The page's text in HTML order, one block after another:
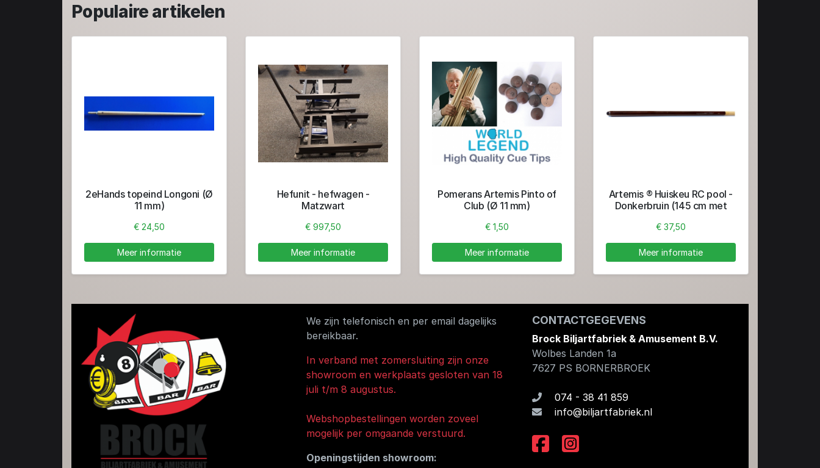
Populaire artikelen
2eHands topeind Longoni (Ø
11 mm)
€ 24,50
Meer informatie
Hefunit - hefwagen -
Matzwart
€ 997,50
Meer informatie
Pomerans Artemis Pinto of
Club (Ø 11 mm)
€ 1,50
Meer informatie
Artemis ® Huiskeu RC pool -
Donkerbruin (145 cm met
€ 37,50
Meer informatie
We zijn telefonisch en per email dagelijks
bereikbaar.
In verband met zomersluiting zijn onze
showroom en werkplaats gesloten van 18
juli t/m 8 augustus.
Webshopbestellingen worden zoveel
mogelijk per omgaande verstuurd.
Openingstijden showroom:
CONTACTGEGEVENS
Brock Biljartfabriek & Amusement B.V.
Wolbes Landen 1a
7627 PS BORNERBROEK
074 - 38 41 859
info@biljartfabriek.nl